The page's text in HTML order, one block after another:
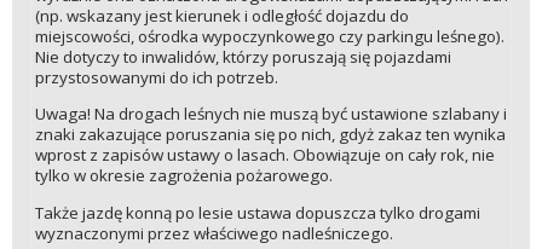
(np. wskazany jest kierunek i odległość dojazdu do
miejscowości, ośrodka wypoczynkowego czy parkingu leśnego).
Nie dotyczy to inwalidów, którzy poruszają się pojazdami
przystosowanymi do ich potrzeb.
Uwaga! Na drogach leśnych nie muszą być ustawione szlabany i
znaki zakazujące poruszania się po nich, gdyż zakaz ten wynika
wprost z zapisów ustawy o lasach. Obowiązuje on cały rok, nie
tylko w okresie zagrożenia pożarowego.
Także jazdę konną po lesie ustawa dopuszcza tylko drogami
wyznaczonymi przez właściwego nadleśniczego.